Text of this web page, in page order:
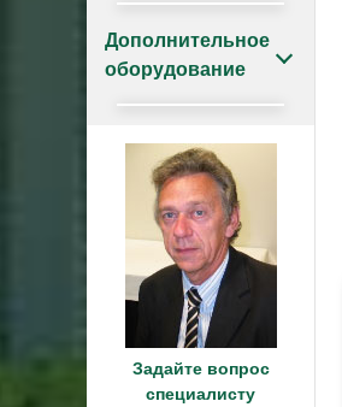
Дополнительное
оборудование
Задайте вопрос
специалисту